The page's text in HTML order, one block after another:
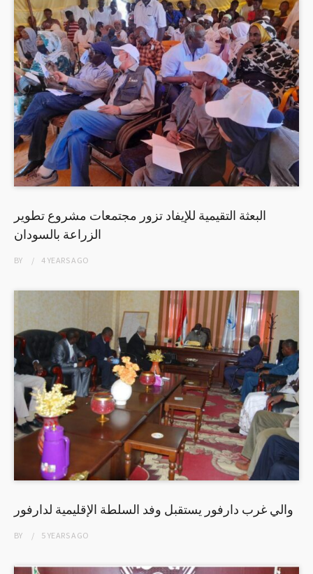
البعثة التقيمية للإيفاد تزور مجتمعات مشروع تطوير
الزراعة بالسودان
BY 4 YEARSAGO
والي غرب دارفور يستقبل وفد السلطة الإقليمية لدارفور
BY 5 YEARSAGO